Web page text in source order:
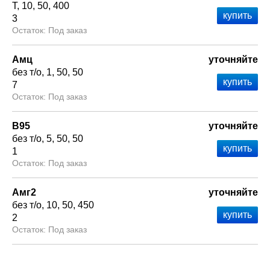
Т 10 50 400
3
Под заказ
Амц
без т/о 1 50 50
7
Под заказ
уточняйте
В95
без т/о 5 50 50
1
Под заказ
уточняйте
Амг2
без т/о 10 50 450
2
Под заказ
уточняйте